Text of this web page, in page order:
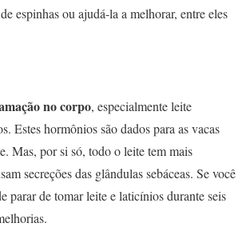
espinhas ou ajudá-la a melhorar, entre eles
no corpo, especialmente leite
Estes hormônios são dados para as vacas
Mas, por si só, todo o leite tem mais
secreções das glândulas sebáceas. Se você
parar de tomar leite e laticínios durante seis